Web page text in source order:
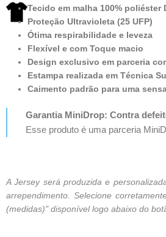
Tecido em malha 100% poliéster
Proteção Ultravioleta (25 UFP)
Ótima respirabilidade e leveza
Flexível e com Toque macio
Design exclusivo em parceria
Estampa realizada em Técnica
Caimento padrão para uma
Garantia MiniDrop: Contra
Esse produto é uma parceria
A Jersey será produzida e
arrependimento. Selecione
(medidas)" disponível logo abaixo do